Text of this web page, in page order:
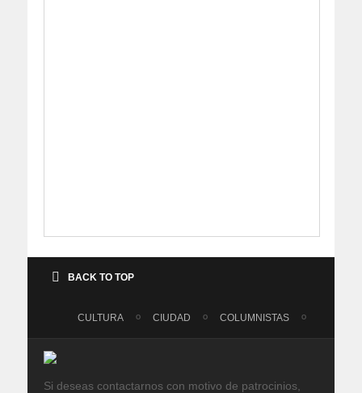
BACK TO TOP
CULTURA CIUDAD COLUMNISTAS
Si deseas contactarnos con motivo de patrocinios,